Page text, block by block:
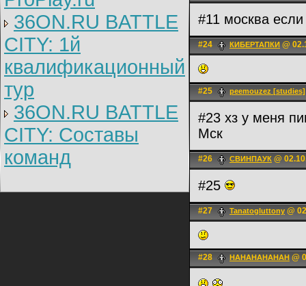
36ON.RU BATTLE
CITY: 1й
квалификационный
тур
36ON.RU BATTLE
CITY: Составы
команд
#11 москва
#24 КИБЕРТАПКИ @
#25 peemouzez [studies]
#23 хз у меня
Мск
#26 СВИНПАУК @
#25
#27 Tanatogluttony @
#28 HAHAHAHAHAH @